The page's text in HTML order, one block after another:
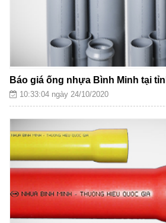
Báo giá ống nhựa Bình Minh tại
10:33:04 ngày 24/10/2020